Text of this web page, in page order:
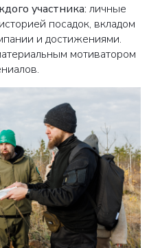
участника: личные
посадок, вкладом
и достижениями.
мотиватором